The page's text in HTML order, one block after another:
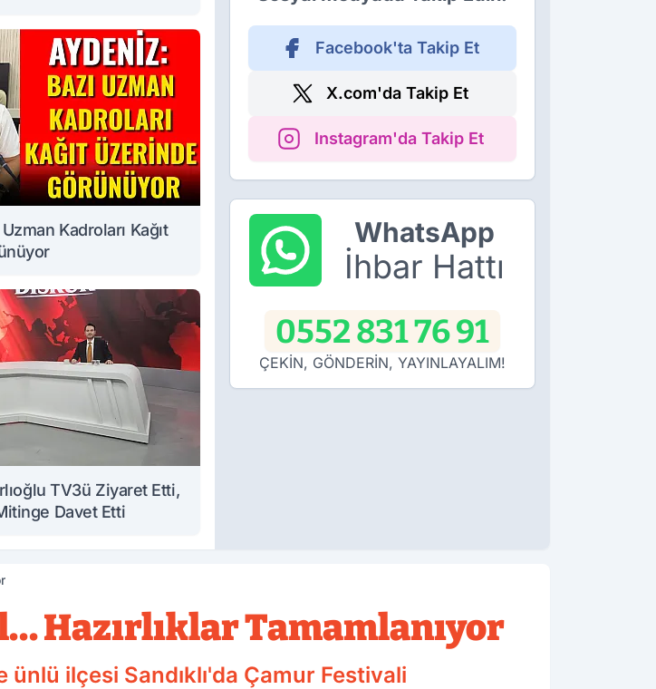
Kadroları Kağıt
TV3ü Ziyaret Etti,
Davet Etti
Facebook'ta Takip Et
X.com'da Takip Et
Instagram'da Takip Et
WhatsApp
İhbar Hattı
0552 831 76 91
ÇEKİN, GÖNDERİN, YAYINLAYALIM!
Hazırlıklar Tamamlanıyor
ilçesi Sandıklı'da Çamur Festivali